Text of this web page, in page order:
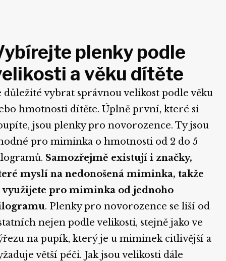
plenky podle
a věku dítěte
důležité vybrat správnou velikost podle věku
hmotnosti dítěte. Úplně první, které si
jsou plenky pro novorozence. Ty jsou
pro miminka o hmotnosti od 2 do 5
Samozřejmě existují i značky,
myslí na nedonošená miminka, takže
využijete pro miminka od jednoho
. Plenky pro novorozence se liší od
nejen podle velikosti, stejně jako ve
na pupík, který je u miminek citlivější a
větší péči. Jak jsou velikosti dále